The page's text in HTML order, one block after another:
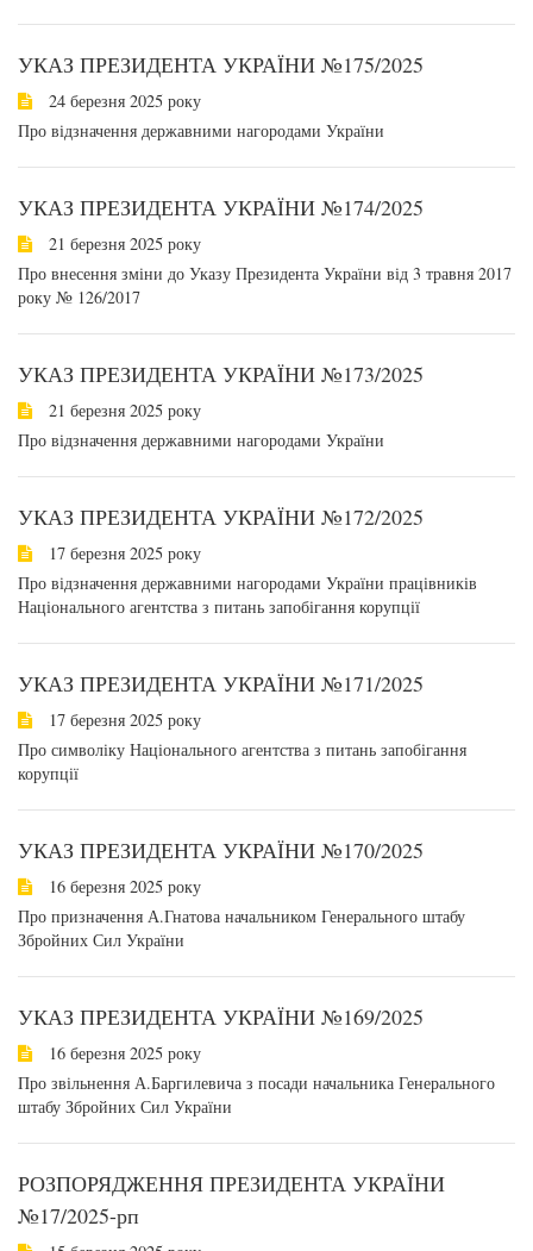
УКАЗ ПРЕЗИДЕНТА УКРАЇНИ №175/2025
24 березня 2025 року
Про відзначення державними нагородами України
УКАЗ ПРЕЗИДЕНТА УКРАЇНИ №174/2025
21 березня 2025 року
Про внесення зміни до Указу Президента України від 3 травня 2017
року № 126/2017
УКАЗ ПРЕЗИДЕНТА УКРАЇНИ №173/2025
21 березня 2025 року
Про відзначення державними нагородами України
УКАЗ ПРЕЗИДЕНТА УКРАЇНИ №172/2025
17 березня 2025 року
Про відзначення державними нагородами України працівників
Національного агентства з питань запобігання корупції
УКАЗ ПРЕЗИДЕНТА УКРАЇНИ №171/2025
17 березня 2025 року
Про символіку Національного агентства з питань запобігання
корупції
УКАЗ ПРЕЗИДЕНТА УКРАЇНИ №170/2025
16 березня 2025 року
Про призначення А.Гнатова начальником Генерального штабу
Збройних Сил України
УКАЗ ПРЕЗИДЕНТА УКРАЇНИ №169/2025
16 березня 2025 року
Про звільнення А.Баргилевича з посади начальника Генерального
штабу Збройних Сил України
РОЗПОРЯДЖЕННЯ ПРЕЗИДЕНТА УКРАЇНИ
№17/2025-рп